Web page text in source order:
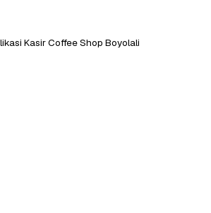
Kasir Coffee Shop Boyolali